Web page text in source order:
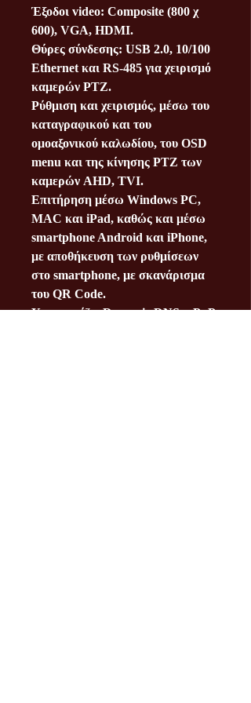
Έξοδοι video: Composite (800 χ
600), VGA, HDMI.
Θύρες σύνδεσης: USB 2.0, 10/100
Ethernet και RS-485 για χειρισμό
καμερών PTZ.
Ρύθμιση και χειρισμός, μέσω του
καταγραφικού και του
ομοαξονικού καλωδίου, του OSD
menu και της κίνησης ΡΤΖ των
καμερών AHD, TVI.
Επιτήρηση μέσω Windows PC,
MAC και iPad, καθώς και μέσω
smartphone Android και iPhone,
με αποθήκευση των ρυθμίσεων
στο smartphone, με σκανάρισμα
του QR Code.
Υποστηρίζει Dynamic DNS, uPnP